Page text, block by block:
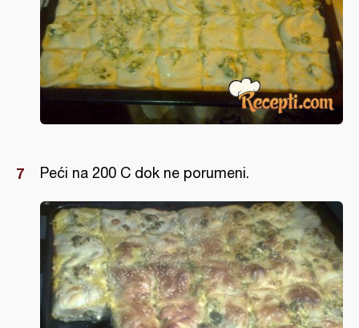
Peći na 200 C dok ne porumeni.